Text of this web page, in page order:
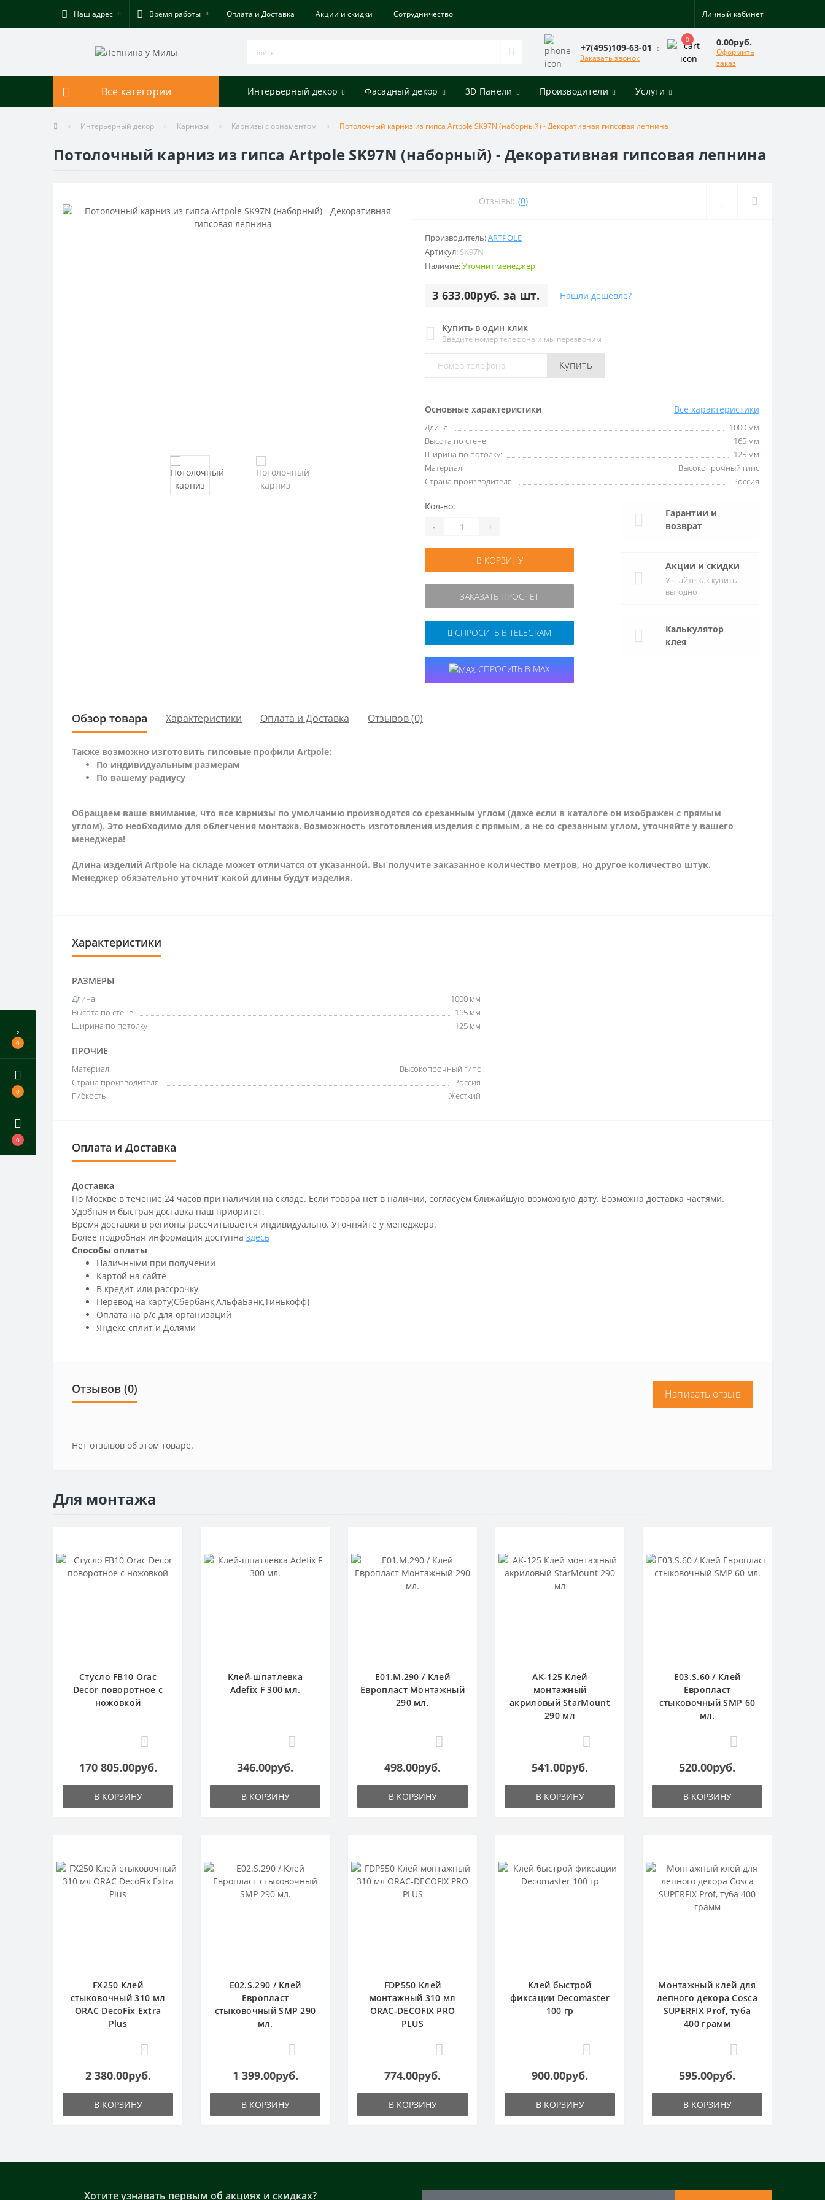
0
0
0
Наш адрес Время работы Оплата и Доставка Акции и скидки Cотрудничество Личный кабинет
+7(495)109-63-01
Заказать звонок
0 0.00руб.
Оформить
заказ
Все категории Интерьерный декор Фасадный декор 3D Панели Производители Услуги
Интерьерный декор Карнизы Карнизы с орнаментом Потолочный карниз из гипса Artpole SK97N (наборный) - Декоративная гипсовая лепнина
Потолочный карниз из гипса Artpole SK97N (наборный) - Декоративная гипсовая лепнина
Отзывы: (0)
Производитель:ARTPOLE
Артикул: SK97N
Наличие:Уточнит менеджер
3 633.00руб. за шт. Нашли дешевле?
Купить в один клик
Введите номер телефона и мы перезвоним
Купить
Основные характеристики Все характеристики
Длина:
1000 мм
Высота по стене:
165 мм
Ширина по потолку:
125 мм
Материал:
Высокопрочный гипс
Страна производителя:
Россия
Кол-во:
- +
В КОРЗИНУ
ЗАКАЗАТЬ ПРОСЧЕТ
СПРОСИТЬ В TELEGRAM
СПРОСИТЬ В MAX
Гарантии и
возврат
Акции и скидки
Узнайте как купить
выгодно
Калькулятор
клея
Обзор товара Характеристики Оплата и Доставка Отзывов (0)
Также возможно изготовить гипсовые профили Artpole:
По индивидуальным размерам
По вашему радиусу
Обращаем ваше внимание, что все карнизы по умолчанию производятся со срезанным углом (даже если в каталоге он изображен с прямым
углом). Это необходимо для облегчения монтажа. Возможность изготовления изделия с прямым, а не со срезанным углом, уточняйте у вашего
менеджера!
Длина изделий Artpole на складе может отличатся от указанной. Вы получите заказанное количество метров, но другое количество штук.
Менеджер обязательно уточнит какой длины будут изделия.
Характеристики
РАЗМЕРЫ
Длина
1000 мм
Высота по стене
165 мм
Ширина по потолку
125 мм
ПРОЧИЕ
Материал
Высокопрочный гипс
Страна производителя
Россия
Гибкость
Жесткий
Оплата и Доставка
Доставка
По Москве в течение 24 часов при наличии на складе. Если товара нет в наличии, согласуем ближайшую возможную дату. Возможна доставка частями.
Удобная и быстрая доставка наш приоритет.
Время доставки в регионы рассчитывается индивидуально. Уточняйте у менеджера.
Более подробная информация доступна здесь
Способы оплаты
Наличными при получении
Картой на сайте
В кредит или рассрочку
Перевод на карту(Сбербанк,АльфаБанк,Тинькофф)
Оплата на р/c для организаций
Яндекс сплит и Долями
Отзывов (0) Написать отзыв
Нет отзывов об этом товаре.
Для монтажа
Стусло FB10 Orac
Decor поворотное с
ножовкой
170 805.00руб.
В КОРЗИНУ
Клей-шпатлевка
Adefix F 300 мл.
346.00руб.
В КОРЗИНУ
E01.M.290 / Клей
Европласт Монтажный
290 мл.
498.00руб.
В КОРЗИНУ
AK-125 Клей
монтажный
акриловый StarMount
290 мл
541.00руб.
В КОРЗИНУ
E03.S.60 / Клей
Европласт
стыковочный SMP 60
мл.
520.00руб.
В КОРЗИНУ
FX250 Клей
стыковочный 310 мл
ORAC DecoFix Extra
Plus
2 380.00руб.
В КОРЗИНУ
E02.S.290 / Клей
Европласт
стыковочный SMP 290
мл.
1 399.00руб.
В КОРЗИНУ
FDP550 Клей
монтажный 310 мл
ORAC-DECOFIX PRO
PLUS
774.00руб.
В КОРЗИНУ
Клей быстрой
фиксации Decomaster
100 гр
900.00руб.
В КОРЗИНУ
Монтажный клей для
лепного декора Cosca
SUPERFIX Prof, туба
400 грамм
595.00руб.
В КОРЗИНУ
Хотите узнавать первым об акциях и скидках?